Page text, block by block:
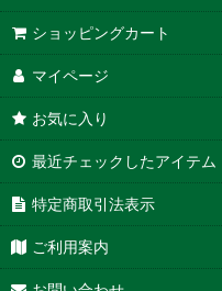
ショッピングカート
マイページ
お気に入り
最近チェックしたアイテム
特定商取引法表示
ご利用案内